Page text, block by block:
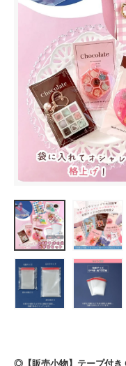
◎【販売小物】テープ付き